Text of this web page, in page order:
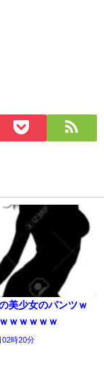
美少女のパンツｗ
ｗｗｗｗｗ
02時20分